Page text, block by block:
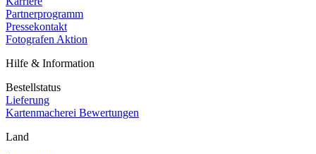
Partnerprogramm
Pressekontakt
Fotografen Aktion
Hilfe & Information
Bestellstatus
Lieferung
Kartenmacherei Bewertungen
Land